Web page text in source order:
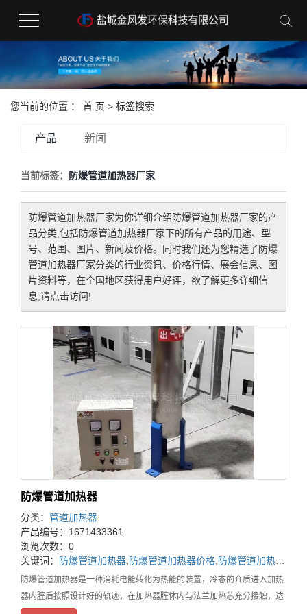
您当前的位置 ： 首 页 > 标签搜索
产品 新闻
当前标签： 防爆管道加热器厂家
防爆管道加热器厂家为你详细介绍防爆管道加热器厂家的产
品分类,包括防爆管道加热器厂家下的所有产品的用途、型
号、范围、图片、新闻及价格。同时我们还为您精选了防爆
管道加热器厂家分类的行业资讯、价格行情、展会信息、图
片资料等，在全国地区获得用户好评，欲了解更多详细信
息,请点击访问!
防爆管道加热器
分类： 管道加热器
产品编号：1671433361
浏览次数：0
关键词：
防爆管道加热器 防爆管道加热器价格 防爆管道加热器厂家
防爆管道加热器是一种消耗电能转化为热能的装置，冷态的介质进入加热
器内腔后按照设计好的轨迹，在加热器腔体内与法兰加热芯充分接触，达